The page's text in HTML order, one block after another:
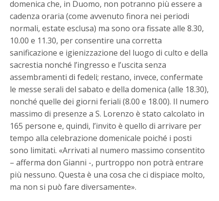
domenica che, in Duomo, non potranno più essere a
cadenza oraria (come avvenuto finora nei periodi
normali, estate esclusa) ma sono ora fissate alle 8.30,
10.00 e 11.30, per consentire una corretta
sanificazione e igienizzazione del luogo di culto e della
sacrestia nonché l’ingresso e l’uscita senza
assembramenti di fedeli; restano, invece, confermate
le messe serali del sabato e della domenica (alle 18.30),
nonché quelle dei giorni feriali (8.00 e 18.00). Il numero
massimo di presenze a S. Lorenzo è stato calcolato in
165 persone e, quindi, l’invito è quello di arrivare per
tempo alla celebrazione domenicale poiché i posti
sono limitati. «Arrivati al numero massimo consentito
– afferma don Gianni -, purtroppo non potrà entrare
più nessuno. Questa è una cosa che ci dispiace molto,
ma non si può fare diversamente».